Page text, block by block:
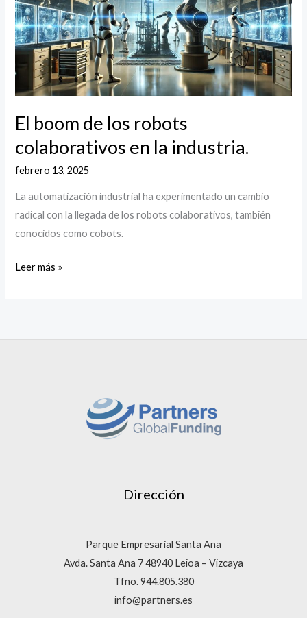
El boom de los robots
colaborativos en la industria.
febrero 13, 2025
La automatización industrial ha experimentado un cambio
radical con la llegada de los robots colaborativos, también
conocidos como cobots.
los
robots
colaborativos
la
industria.
Leer más »
Dirección
Parque Empresarial Santa Ana
Avda. Santa Ana 7 48940 Leioa – Vizcaya
Tfno. 944.805.380
info@partners.es